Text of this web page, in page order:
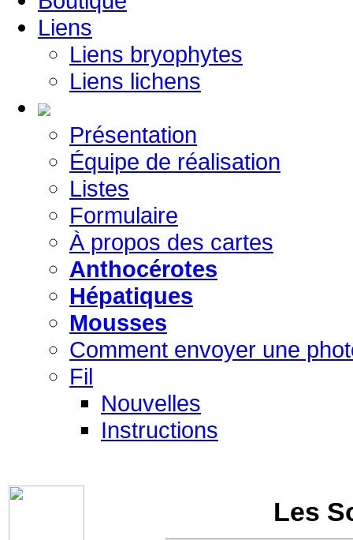
Liens
Liens bryophytes
Liens lichens
Présentation
Équipe de réalisation
Listes
Formulaire
À propos des cartes
Anthocérotes
Hépatiques
Mousses
Comment envoyer une
Fil
Nouvelles
Instructions
Les